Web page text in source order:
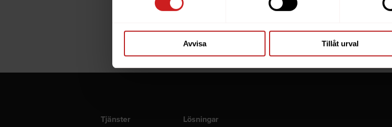
Avvisa Tillåt urval
If you are the owner of this website or domain please
Tjänster Lösningar